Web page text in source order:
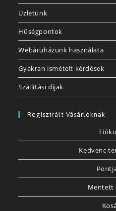
Üzletünk
Hűségpontok
Webáruházunk használata
Gyakran ismételt kérdések
Szállítási díjak
Regisztrált Vásárlóknak
Kedvenc
Mentett